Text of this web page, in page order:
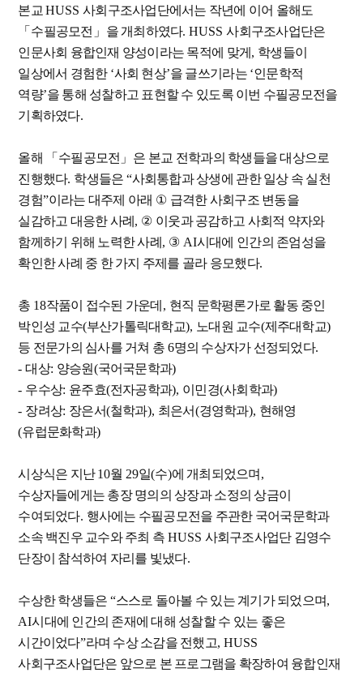
본교HUSS사회구조사업단에서는 작년에 이어 올해도
「 수필공모전 」 을 개최하였다. HUSS사회구조사업단은
인문사회 융합인재 양성이라는 목적에 맞게 , 학생들이
일상에서 경험한 ‘사회 현상’을 글쓰기라는 ‘인문학적
역량’을 통해 성찰하고 표현할 수 있도록 이번 수필공모전을
기획하였다.
올해 「 수필공모전 」 은 본교 전학과의 학생들을 대상으로
진행했다. 학생들은 “사회통합과 상생에 관한 일상 속 실천
경험”이라는 대주제 아래 ① 급격한 사회구조 변동을
실감하고 대응한 사례 , ② 이웃과 공감하고 사회적 약자와
함께하기 위해 노력한 사례 , ③ AI시대에 인간의 존엄성을
확인한 사례 중 한 가지 주제를 골라 응모했다.
총 18작품이 접수된 가운데 , 현직 문학평론가로 활동 중인
박인성 교수(부산가톨릭대학교), 노대원 교수(제주대학교)
등 전문가의 심사를 거쳐 총 6명의 수상자가 선정되었다.
-대상: 양승원(국어국문학과)
- 우수상: 윤주효(전자공학과), 이민경(사회학과)
- 장려상: 장은서(철학과), 최은서(경영학과), 현해영
(유럽문화학과)
시상식은 지난10월 29일(수)에 개최되었으며 ,
수상자들에게는 총장 명의의 상장과 소정의 상금이
수여되었다. 행사에는 수필공모전을 주관한 국어국문학과
소속 백진우 교수와 주최 측 HUSS 사회구조사업단 김영수
단장이 참석하여 자리를 빛냈다.
수상한 학생들은 “스스로 돌아볼 수 있는 계기가 되었으며,
AI시대에 인간의 존재에 대해 성찰할 수 있는 좋은
시간이었다”라며 수상 소감을 전했고, HUSS
사회구조사업단은 앞으로 본 프로그램을 확장하여 융합인재